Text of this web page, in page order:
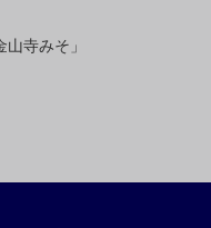
寺みそ」